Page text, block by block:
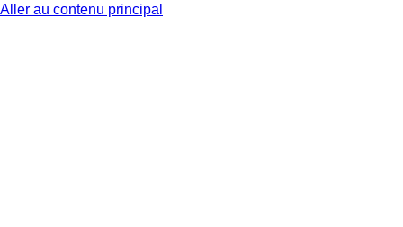
Aller au contenu principal